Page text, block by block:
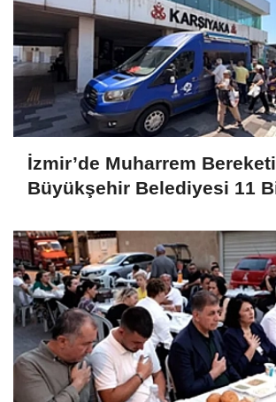
İzmir’de Muharrem
Büyükşehir Belediyesi 11